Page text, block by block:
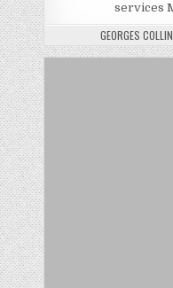
services
AUTHOR:
GEORGES COLLIN